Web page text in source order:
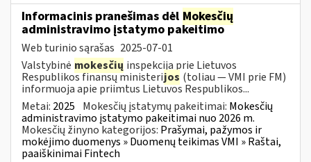
Informacinis pranešimas dėl Mokesčių
administravimo įstatymo pakeitimo
Web turinio sąrašas 2025-07-01
Valstybinė mokesčių inspekcija prie Lietuvos
Respublikos finansų ministerijos (toliau — VMI prie FM)
informuoja apie priimtus Lietuvos Respublikos...
Metai: 2025 Mokesčių įstatymų pakeitimai: Mokesčių
administravimo įstatymo pakeitimai nuo 2026 m.
Mokesčių žinyno kategorijos: Prašymai, pažymos ir
mokėjimo duomenys » Duomenų teikimas VMI » Raštai,
paaiškinimai Fintech